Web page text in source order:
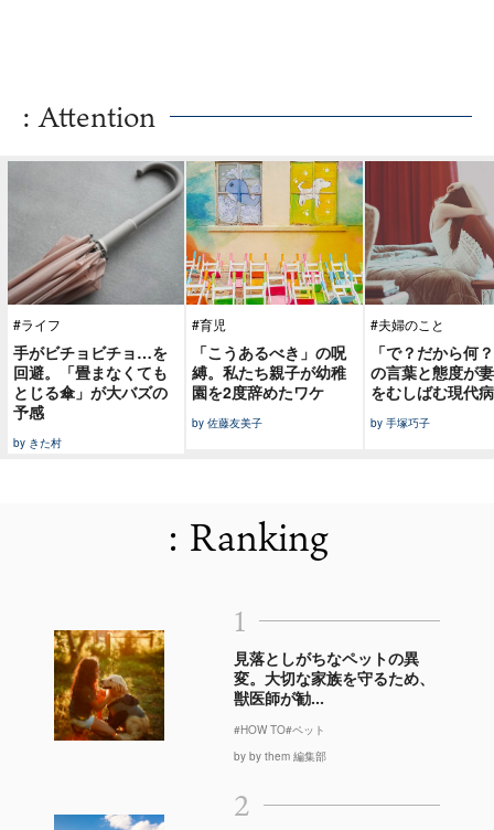
: Attention
#ライフ
手がビチョビチョ…を
回避。「畳まなくても
とじる傘」が大バズの
予感
by きた村
#育児
「こうあるべき」の呪
縛。私たち親子が幼稚
園を2度辞めたワケ
by 佐藤友美子
#夫婦のこと
「で？だから何
の言葉と態度が
をむしばむ現代病
by 手塚巧子
: Ranking
1
見落としがちなペットの異
変。大切な家族を守るため、
獣医師が勧...
#HOW TO#ペット
by by them 編集部
2